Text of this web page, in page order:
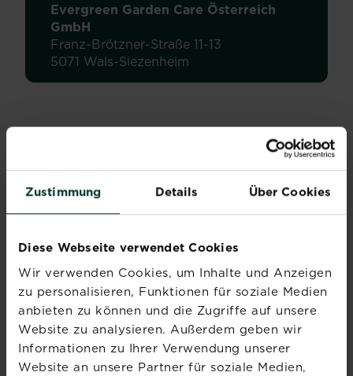
Zustimmung Details Über Cookies
Diese Webseite verwendet Cookies
Wir verwenden Cookies, um Inhalte und Anzeigen
zu personalisieren, Funktionen für soziale Medien
anbieten zu können und die Zugriffe auf unsere
Website zu analysieren. Außerdem geben wir
Informationen zu Ihrer Verwendung unserer
Website an unsere Partner für soziale Medien,
Evergreen Garden Care Österreich
GmbH
Franz-Brötzner-Straße 11-13
5071 Wals-Siezenheim
Abonniere jetzt
den Liebe deinen
Garten Newsletter
Melde dich jetzt zu unserem
Newsletter an und erhalte
Inspiration, Tipps und
Ratschläge von unseren
Experten.